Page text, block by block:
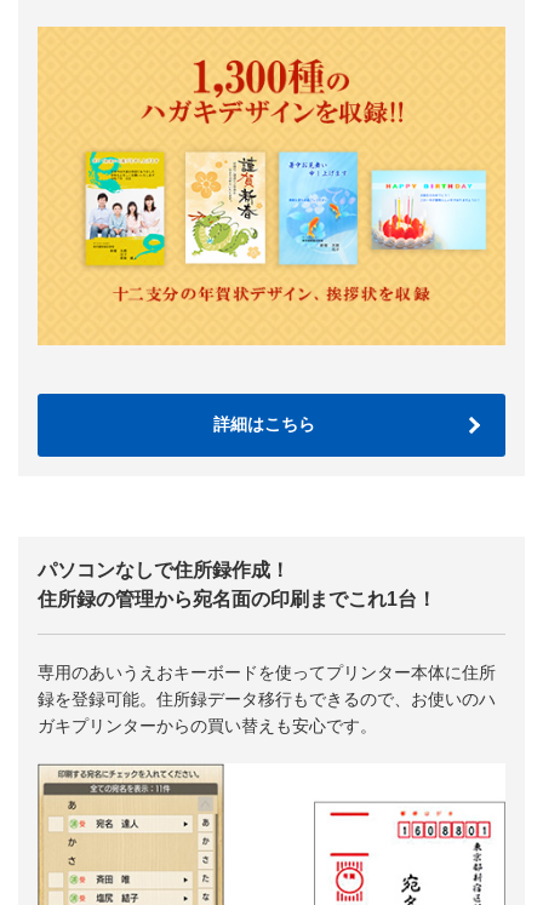
詳細はこちら
パソコンなしで住所録作成！
住所録の管理から宛名面の印刷までこれ1台！
専用のあいうえおキーボードを使ってプリンター本体に住所
録を登録可能。住所録データ移行もできるので、お使いのハ
ガキプリンターからの買い替えも安心です。